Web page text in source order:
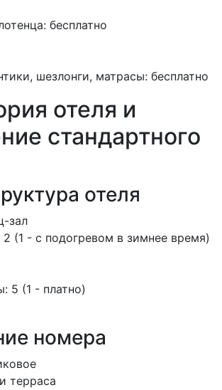
бесплатно
шезлонги, матрасы: бесплатно
отеля и
стандартного
отеля
зал
2 (1 - с подогревом в зимнее время)
5 (1 - платно)
номера
терраса